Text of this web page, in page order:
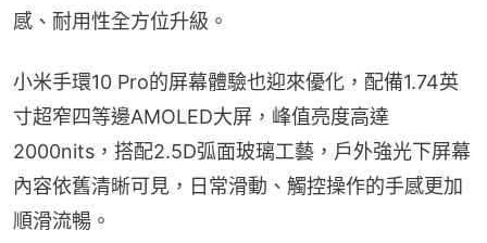
感、耐用性全方位升級。
小米手環10 Pro的屏幕體驗也迎來優化，配備1.74英
寸超窄四等邊AMOLED大屏，峰值亮度高達
2000nits，搭配2.5D弧面玻璃工藝，戶外強光下屏幕
內容依舊清晰可見，日常滑動、觸控操作的手感更加
順滑流暢。